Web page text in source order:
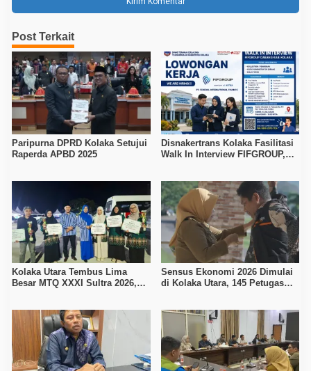
Post Terkait
Paripurna DPRD Kolaka Setujui
Raperda APBD 2025
Disnakertrans Kolaka Fasilitasi
Walk In Interview FIFGROUP,
Kolaka Utara Tembus Lima
Besar MTQ XXXI Sultra 2026,
Sensus Ekonomi 2026 Dimulai
di Kolaka Utara, 145 Petugas